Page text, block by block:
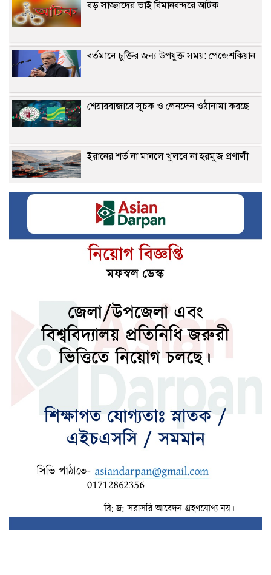
বড় সাজ্জাদের ভাই বিমানবন্দরে আটক
বর্তমানে চুক্তির জন্য উপযুক্ত সময়: পেজেশকিয়ান
শেয়ারবাজারে সূচক ও লেনদেন ওঠানামা করছে
ইরানের শর্ত না মানলে খুলবে না হরমুজ প্রণালী
গভীর সমুদ্রবন্দর মাতারবাড়ি পরিদর্শনে প্রধানমন্ত্রী
জেনে নিন আপনার আজকের রাশিফল
জেনে নিন আজকের নামাজের সময়সূচি
দেশের উন্নয়নে কাজ করতে ইউএনওদের
প্রধানমন্ত্রীর আহ্বান
ধ্বংসস্তূপ থেকে দেশকে রক্ষা করতে কাজ করছে
বিএনপি : মির্জা ফখরুল